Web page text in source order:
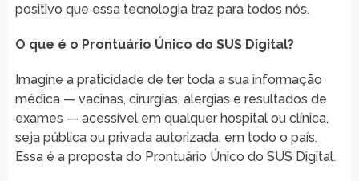
positivo que essa tecnologia traz para todos nós.
O que é o Prontuário Único do SUS Digital?
Imagine a praticidade de ter toda a sua informação
médica — vacinas, cirurgias, alergias e resultados de
exames — acessível em qualquer hospital ou clínica,
seja pública ou privada autorizada, em todo o país.
Essa é a proposta do Prontuário Único do SUS Digital.